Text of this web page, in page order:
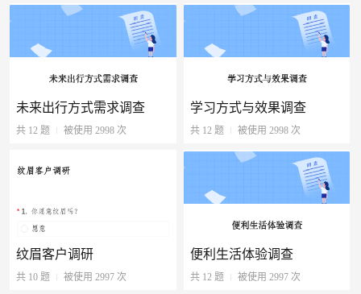
未来出行方式需求调查
共 12 题 被使用 2998 次
学习方式与效果调查
共 12 题 被使用 2998 次
纹眉客户调研
共 10 题 被使用 2997 次
便利生活体验调查
共 12 题 被使用 2997 次